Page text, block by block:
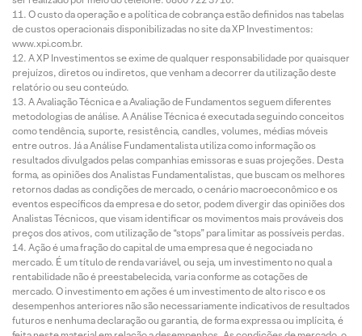
O custo da operação e a política de cobrança estão definidos nas tabelas
de custos operacionais disponibilizadas no site da XP Investimentos:
www.xpi.com.br.
A XP Investimentos se exime de qualquer responsabilidade por quaisquer
prejuízos, diretos ou indiretos, que venham a decorrer da utilização deste
relatório ou seu conteúdo.
A Avaliação Técnica e a Avaliação de Fundamentos seguem diferentes
metodologias de análise. A Análise Técnica é executada seguindo conceitos
como tendência, suporte, resistência, candles, volumes, médias móveis
entre outros. Já a Análise Fundamentalista utiliza como informação os
resultados divulgados pelas companhias emissoras e suas projeções. Desta
forma, as opiniões dos Analistas Fundamentalistas, que buscam os melhores
retornos dadas as condições de mercado, o cenário macroeconômico e os
eventos específicos da empresa e do setor, podem divergir das opiniões dos
Analistas Técnicos, que visam identificar os movimentos mais prováveis dos
preços dos ativos, com utilização de “stops” para limitar as possíveis perdas.
Ação é uma fração do capital de uma empresa que é negociada no
mercado. É um título de renda variável, ou seja, um investimento no qual a
rentabilidade não é preestabelecida, varia conforme as cotações de
mercado. O investimento em ações é um investimento de alto risco e os
desempenhos anteriores não são necessariamente indicativos de resultados
futuros e nenhuma declaração ou garantia, de forma expressa ou implícita, é